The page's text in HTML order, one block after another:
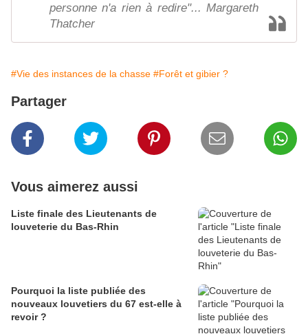
personne n'a rien à redire"... Margareth
Thatcher
#Vie des instances de la chasse #Forêt et gibier ?
Partager
Vous aimerez aussi
Liste finale des Lieutenants de
louveterie du Bas-Rhin
Pourquoi la liste publiée des
nouveaux louvetiers du 67 est-elle à
revoir ?